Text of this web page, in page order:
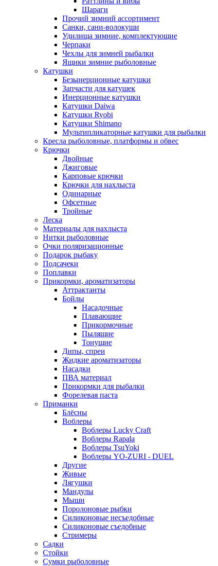
Шараги
Прочий зимний ассортимент
Санки, сани-волокуши
Удилища зимние, комплектующие
Черпаки
Чехлы для зимней рыбалки
Ящики зимние рыболовные
Катушки
Безынерционные катушки
Запчасти для катушек
Инерционные катушки
Катушки Daiwa
Катушки Ryobi
Катушки Shimano
Мультипликаторные катушки для рыбалки
Кресла рыболовные, платформы и обвес
Крючки
Двойные
Джиговые
Карповые крючки
Крючки для нахлыста
Одинарные
Офсетные
Тройные
Леска
Материалы для нахлыста
Нитки рыболовные
Очки поляризационные
Подарок рыбаку
Подсачеки
Поплавки
Прикормки, ароматизаторы
Аттрактанты
Бойлы
Насадочные
Плавающие
Прикормочные
Пылящие
Тонущие
Дипы, спреи
Жидкие ароматизаторы
Насадки
ПВА материал
Прикормки для рыбалки
Форелевая паста
Приманки
Блёсны
Воблеры
Воблеры Lucky Craft
Воблеры Rapala
Воблеры TsuYoki
Воблеры YO-ZURI - DUEL
Другие
Живые
Лягушки
Мандулы
Мыши
Поролоновые рыбки
Силиконовые несъедобные
Силиконовые съедобные
Стримеры
Садки
Стойки
Сумки рыболовные